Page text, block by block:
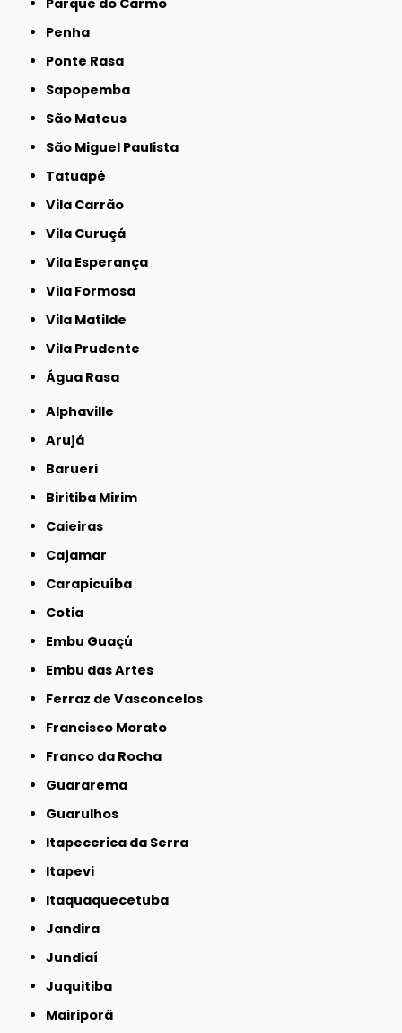
Parque do Carmo
Penha
Ponte Rasa
Sapopemba
São Mateus
São Miguel Paulista
Tatuapé
Vila Carrão
Vila Curuçá
Vila Esperança
Vila Formosa
Vila Matilde
Vila Prudente
Água Rasa
Alphaville
Arujá
Barueri
Biritiba Mirim
Caieiras
Cajamar
Carapicuíba
Cotia
Embu Guaçú
Embu das Artes
Ferraz de Vasconcelos
Francisco Morato
Franco da Rocha
Guararema
Guarulhos
Itapecerica da Serra
Itapevi
Itaquaquecetuba
Jandira
Jundiaí
Juquitiba
Mairiporã